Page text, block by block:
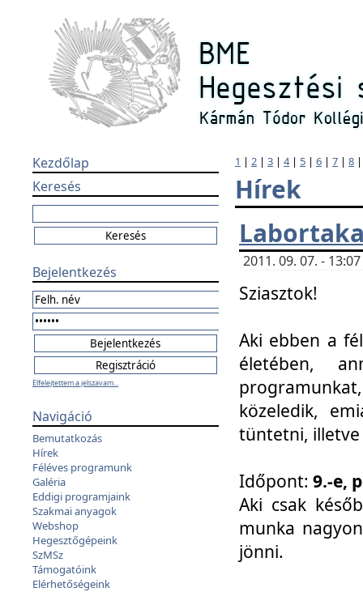
Kezdőlap
Keresés
Bejelentkezés
Elfelejtettem a jelszavam...
Navigáció
Bemutatkozás
Hírek
Féléves programunk
Galéria
Eddigi programjaink
Szakmai anyagok
Webshop
Hegesztőgépeink
SzMSz
Támogatóink
Elérhetőségeink
1 | 2 | 3 | 4| 5 | 6 | 7 | 8
Hírek
2011. 09. 07. -
Sziasztok!
Aki ebben a
életében,
közeledik,
tüntetni, illetve
Időpont: 9.-e,
Aki csak
munka
jönni.